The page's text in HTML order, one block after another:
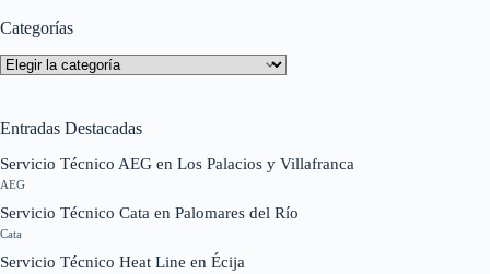
Categorías
Categorías
Entradas Destacadas
Servicio Técnico AEG en Los Palacios y Villafranca
AEG
Servicio Técnico Cata en Palomares del Río
Cata
Servicio Técnico Heat Line en Écija